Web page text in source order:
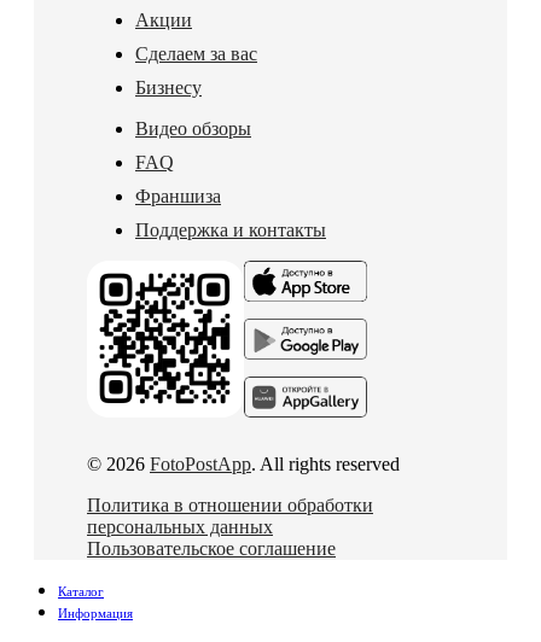
Акции
Сделаем за вас
Бизнесу
Видео обзоры
FAQ
Франшиза
Поддержка и контакты
© 2026 FotoPostApp. All rights reserved
Политика в отношении обработки
персональных данных
Пользовательское соглашение
Каталог
Информация